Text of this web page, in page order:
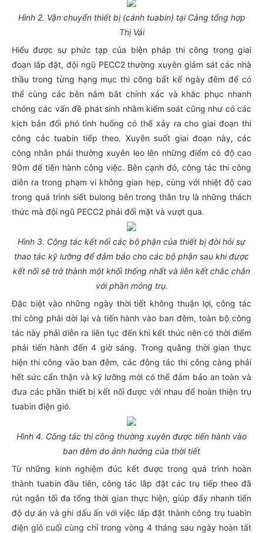
Hình 2. Vận chuyển thiết bị (cánh tuabin) tại Cảng tổng hợp
Thị Vải
Hiểu được sự phức tạp của biện pháp thi công trong giai
đoạn lắp đặt, đội ngũ PECC2 thường xuyên giám sát các nhà
thầu trong từng hạng mục thi công bất kể ngày đêm để có
thể cùng các bên nắm bắt chính xác và khắc phục nhanh
chóng các vấn đề phát sinh nhằm kiểm soát cũng như có các
kịch bản đối phó tình huống có thể xảy ra cho giai đoạn thi
công các tuabin tiếp theo. Xuyên suốt giai đoạn này, các
công nhân phải thường xuyên leo lên những điểm có độ cao
90m để tiến hành công việc. Bên cạnh đó, công tác thi công
diễn ra trong phạm vi không gian hẹp, cùng với nhiệt độ cao
trong quá trình siết bulong bên trong thân trụ là những thách
thức mà đội ngũ PECC2 phải đối mặt và vượt qua.
Hình 3. Công tác kết nối các bộ phận của thiết bị đòi hỏi sự
thao tác kỹ lưỡng để đảm bảo cho các bộ phận sau khi được
kết nối sẽ trở thành một khối thống nhất và liên kết chắc chắn
với phần móng trụ.
Đặc biệt vào những ngày thời tiết không thuận lợi, công tác
thi công phải dời lại và tiến hành vào ban đêm, toàn bộ công
tác này phải diễn ra liên tục đến khi kết thúc nên có thời điểm
phải tiến hành đến 4 giờ sáng. Trong quãng thời gian thực
hiện thi công vào ban đêm, các động tác thi công càng phải
hết sức cẩn thận và kỹ lưỡng mới có thể đảm bảo an toàn và
đưa các phần thiết bị kết nối được với nhau để hoàn thiện trụ
tuabin điện gió.
Hình 4. Công tác thi công thường xuyên được tiến hành vào
ban đêm do ảnh hưởng của thời tiết
Từ những kinh nghiệm đúc kết được trong quá trình hoàn
thành tuabin đầu tiên, công tác lắp đặt các trụ tiếp theo đã
rút ngắn tối đa tổng thời gian thực hiện, giúp đẩy nhanh tiến
độ dự án và ghi dấu ấn với việc lắp đặt thành công trụ tuabin
điện gió cuối cùng chỉ trong vòng 4 tháng sau ngày hoàn tất